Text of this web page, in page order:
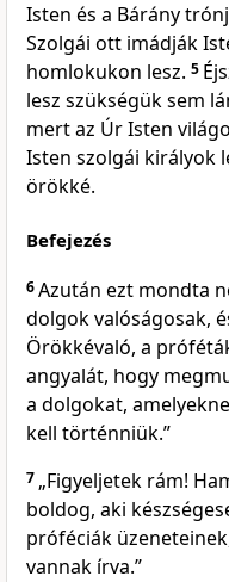
Isten és a Bárány
Szolgái ott imádják
homlokukon lesz. 5
lesz szükségük sem
mert az Úr Isten
Isten szolgái királyok
örökké.
Befejezés
6Azután ezt mondta
dolgok valóságosak,
Örökkévaló, a
angyalát, hogy
a dolgokat,
kell történniük.”
7 „Figyeljetek rám!
boldog, aki
próféciák
vannak írva.”